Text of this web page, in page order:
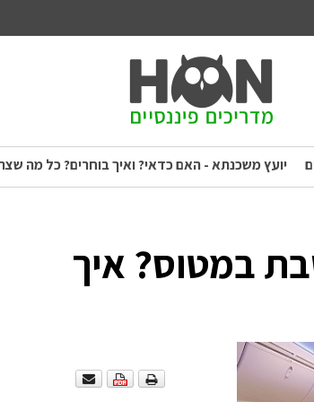
יועץ משכנתא - האם כדאי? ואיך בוחרים? כל מה
במטוס? איך